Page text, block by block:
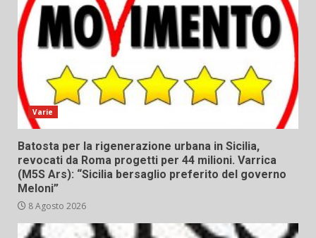
Varie
Batosta per la rigenerazione urbana in Sicilia,
revocati da Roma progetti per 44 milioni. Varrica
(M5S Ars): “Sicilia bersaglio preferito del governo
Meloni”
8 Agosto 2026